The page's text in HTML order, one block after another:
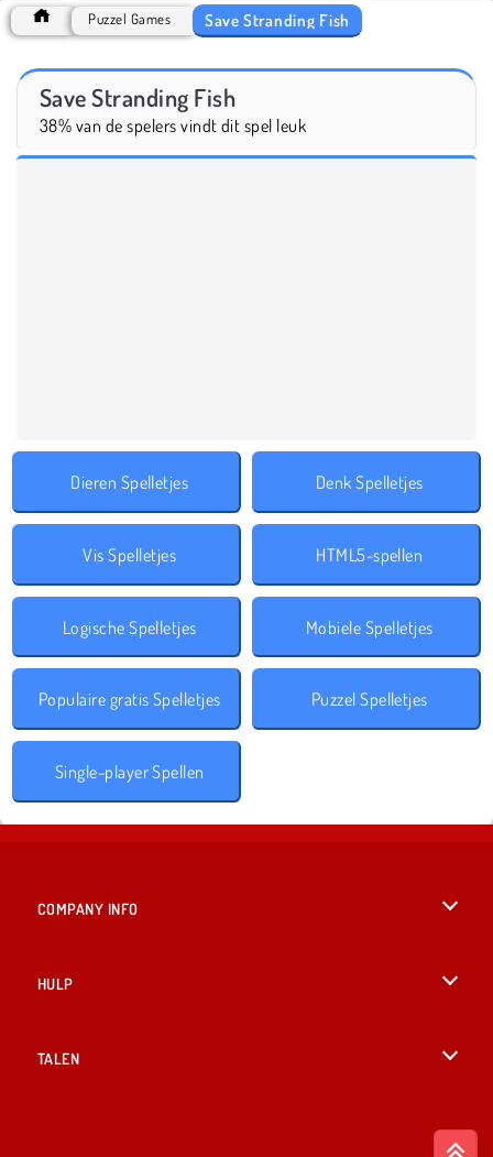
Puzzel Games Save Stranding Fish
Save Stranding Fish
38% van de spelers vindt dit spel leuk
Dieren Spelletjes Denk Spelletjes
Vis Spelletjes HTML5-spellen
Logische Spelletjes Mobiele Spelletjes
Populaire gratis Spelletjes Puzzel Spelletjes
Single-player Spellen
COMPANY INFO
HULP
TALEN